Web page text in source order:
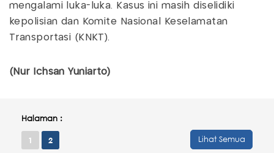
mengalami luka-luka. Kasus ini masih diselidiki
kepolisian dan Komite Nasional Keselamatan
Transportasi (KNKT).
(Nur Ichsan Yuniarto)
Halaman :
1 2 Lihat Semua